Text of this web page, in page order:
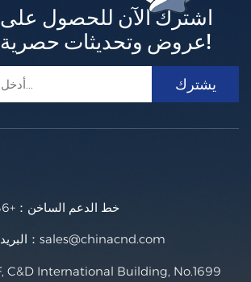
اشترك الآن للحصول على
عروض وتحديثات حصرية!
خط الدعم الساخن： +86 0592 2263666
البريد الإلكتروني للتواصل： sales@chinacnd.com